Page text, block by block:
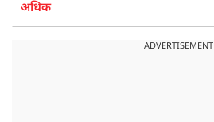
अधिक
ADVERTISEMENT